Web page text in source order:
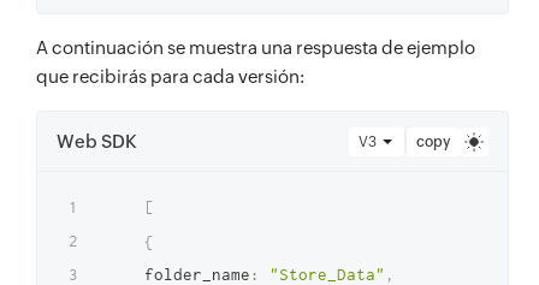
A continuación se muestra una respuesta de ejemplo
que recibirás para cada versión:
Web SDK V3 copy
[
{
    folder_name
: "Store_Data" ,